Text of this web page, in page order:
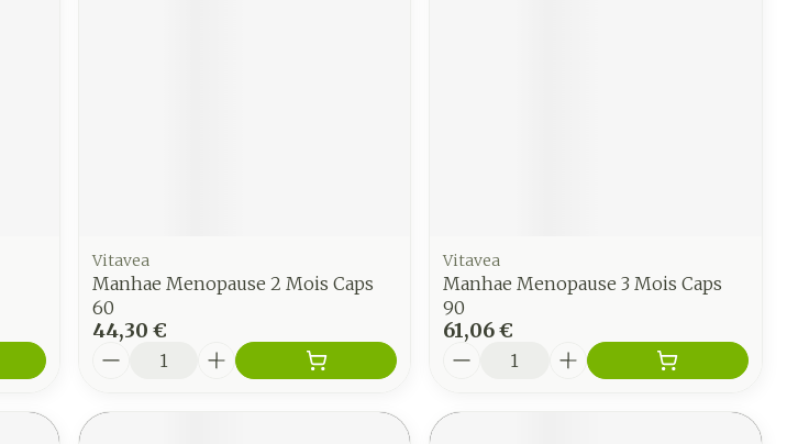
Vitavea
Manhae Menopause 2 Mois Caps
60
44,30 €
Quantité
Vitavea
Manhae Menopause 3 Mois Caps
90
61,06 €
Quantité